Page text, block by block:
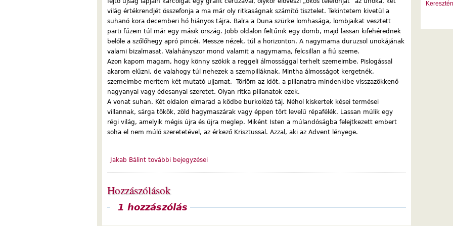
világ értékrendjét összefonja a ma már oly ritkaságnak számító tisztelet. Tekintetem kivetül a
suhanó kora decemberi hó hiányos tájra. Balra a Duna szürke lomhasága, lombjaikat vesztett
parti fűzein túl már egy másik ország. Jobb oldalon feltűnik egy domb, majd lassan kifehérednek
belőle a szőlőhegy apró pincéi. Messze nézek, túl a horizonton. A nagymama duruzsol unokájának
valami bizalmasat. Valahányszor mond valamit a nagymama, felcsillan a fiú szeme.
Azon kapom magam, hogy könny szökik a reggeli álmossággal terhelt szemeimbe. Pislogással
akarom elűzni, de valahogy túl nehezek a szempilláknak. Mintha álmosságot kergetnék,
szemeimbe merítem két mutató ujjamat. Törlöm az időt, a pillanatra mindenkibe visszazökkenő
nagyanyai vagy édesanyai szeretet. Olyan ritka pillanatok ezek.
A vonat suhan. Két oldalon elmarad a ködbe burkolózó táj. Néhol kiskertek kései termései
villannak, sárga tökök, zöld hagymaszárak vagy éppen tört levelű répafélék. Lassan múlik egy
régi világ, amelyik mégis újra és újra meglep. Miként Isten a múlandóságba felejtkezett embert
soha el nem múló szeretetével, az érkező Krisztussal. Azzal, aki az Advent lényege.
Jakab Bálint további bejegyzései
Hozzászólások
Megjelenítés
1 hozzászólás